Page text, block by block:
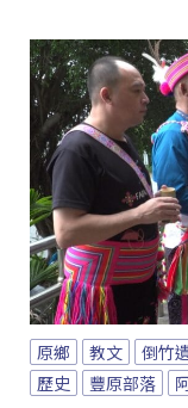
原鄉 教文 倒竹
歷史
豐原部落